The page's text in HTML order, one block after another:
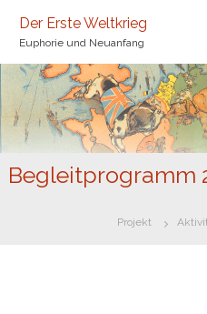
k
m
Der Erste Weltkrieg
Euphorie und Neuanfang
Begleitprogramm
Projekt